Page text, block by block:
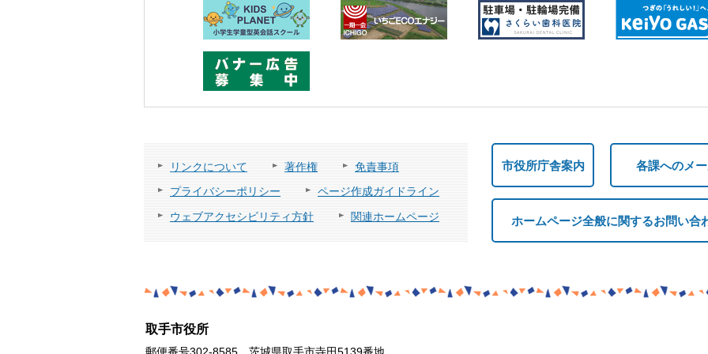
リンクについて 著作権
免責事項
プライバシーポリシー
ページ作成ガイドライン
ウェブアクセシビリティ方針
関連ホームページ
市役所庁舎案内 各課へのメ
ホームページ全般に関するお問い合
取手市役所
郵便番号302-8585 茨城県取手市寺田5139番地